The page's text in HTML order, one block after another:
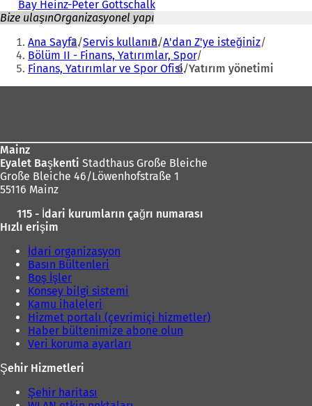
Bay Heinz-Peter Gottschalk
Bize ulaşınOrganizasyonel yapı
Buradasınız:
Ana Sayfa Servis kullanın A'dan Z'ye isteğiniz
Bölüm II - Finans, Yatırımlar, Spor
Finans, Yatırımlar ve Spor Ofisi Yatırım yönetimi
Mainz
Eyalet Başkenti Stadthaus Große Bleiche
Große Bleiche 46/Löwenhofstraße 1
55116 Mainz
115 - İdari kurumların çağrı numarası
Hızlı erişim
İdari organizasyon
Basın Bültenleri
Boş İşler
Konsey bilgi sistemi
Kamu ihaleleri
Hizmet portalı (çevrimiçi hizmetler)
Haber bültenimize abone olun
Veri koruma ayarları
Şehir Hizmetleri
Şehir haritası